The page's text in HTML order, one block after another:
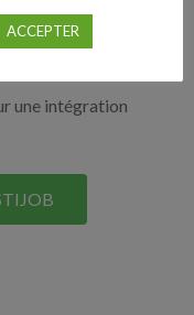
recherches,
sont nos
une intégration
ACCEPTER